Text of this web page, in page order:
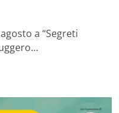
a “Segreti